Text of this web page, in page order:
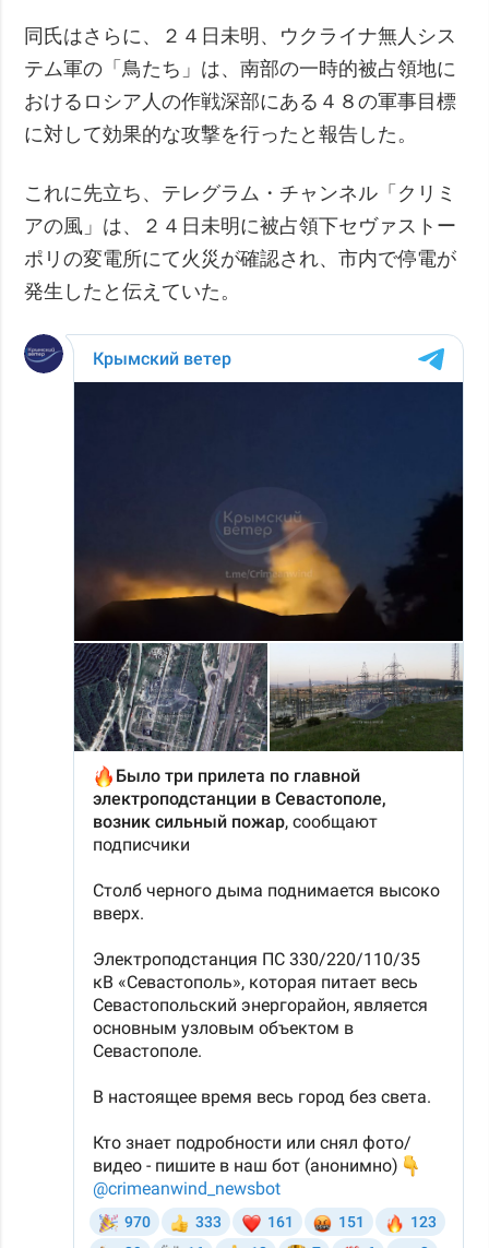
同氏はさらに、２４日未明、ウクライナ無人シス
テム軍の「鳥たち」は、南部の一時的被占領地に
おけるロシア人の作戦深部にある４８の軍事目標
に対して効果的な攻撃を行ったと報告した。
これに先立ち、テレグラム・チャンネル「クリミ
アの風」は、２４日未明に被占領下セヴァストー
ポリの変電所にて火災が確認され、市内で停電が
発生したと伝えていた。